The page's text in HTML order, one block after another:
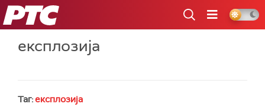
РТС
експлозија
Таг:експлозија